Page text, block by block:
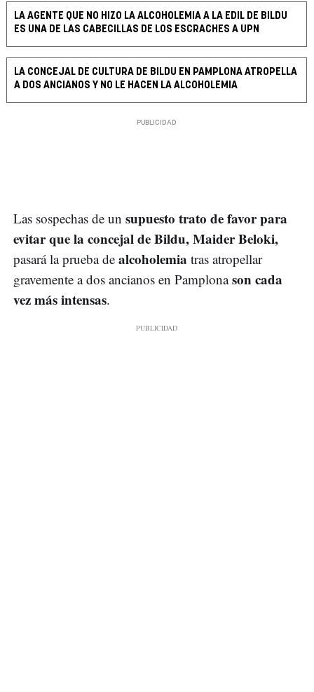
LA AGENTE QUE NO HIZO LA ALCOHOLEMIA A LA EDIL DE BILDU
ES UNA DE LAS CABECILLAS DE LOS ESCRACHES A UPN
LA CONCEJAL DE CULTURA DE BILDU EN PAMPLONA ATROPELLA
A DOS ANCIANOS Y NO LE HACEN LA ALCOHOLEMIA
Las sospechas de un supuesto trato de favor para
evitar que la concejal de Bildu, Maider Beloki,
pasará la prueba de alcoholemia tras atropellar
gravemente a dos ancianos en Pamplonason cada
vez más intensas.